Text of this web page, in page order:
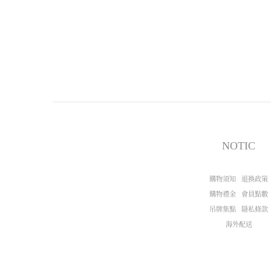
NOTIC
購物須知 退換政策
購物禮金 會員點數
吊牌集點 隱私條款
海外配送